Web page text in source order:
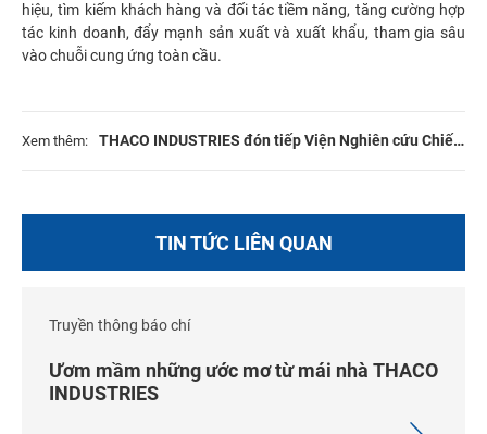
hiệu, tìm kiếm khách hàng và đối tác tiềm năng, tăng cường hợp
tác kinh doanh, đẩy mạnh sản xuất và xuất khẩu, tham gia sâu
vào chuỗi cung ứng toàn cầu.
Xem thêm:
THACO INDUSTRIES đón tiếp Viện Nghiên cứu Chiến
TIN TỨC LIÊN QUAN
Truyền thông báo chí
Ươm mầm những ước mơ từ mái nhà THACO
INDUSTRIES